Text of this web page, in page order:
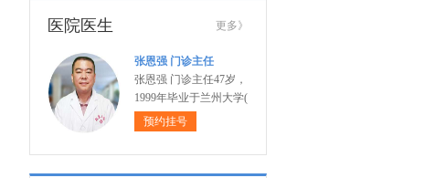
医院医生 更多》
张恩强 门诊主任
张恩强 门诊主任47岁，
1999年毕业于兰州大学(
预约挂号